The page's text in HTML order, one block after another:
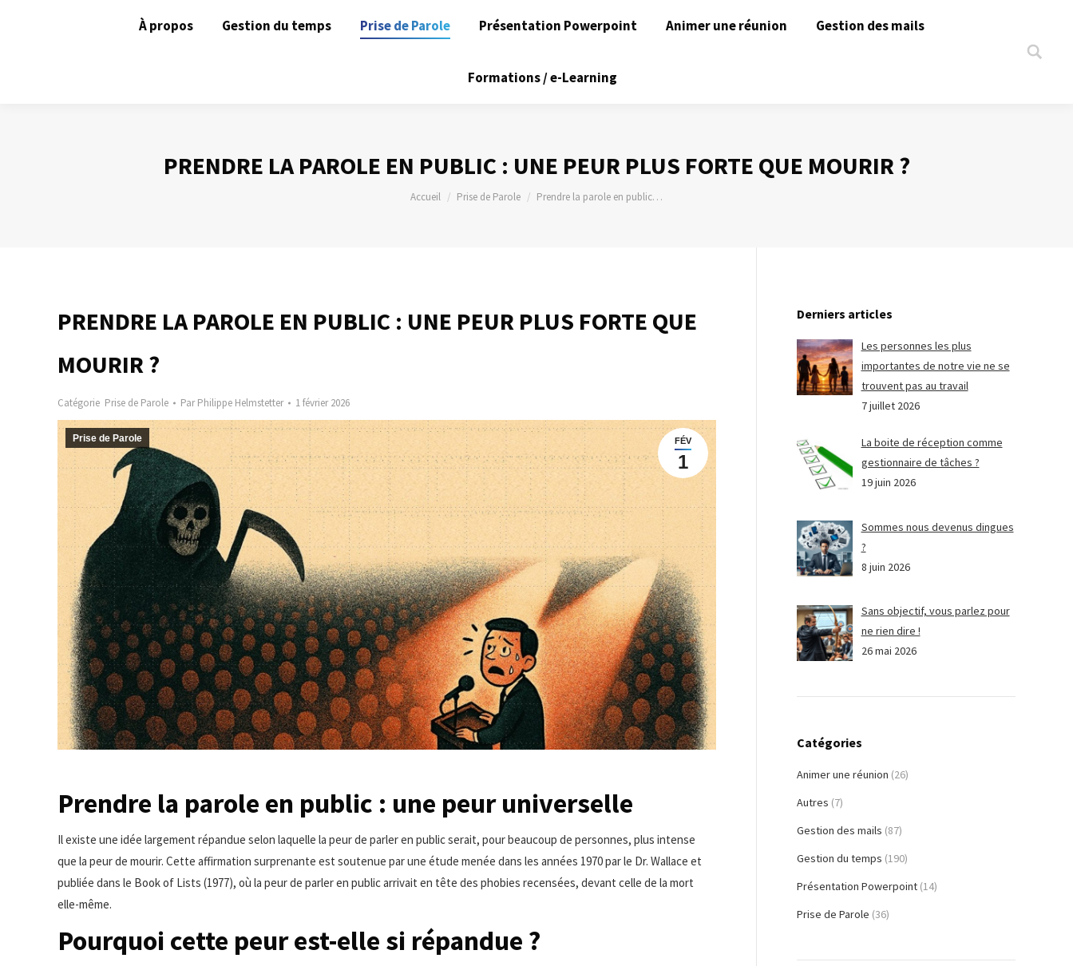
À propos Gestion du temps Prise de Parole Présentation Powerpoint Animer une réunion Gestion des mails
Formations / e-Learning
Search:
PRENDRE LA PAROLE EN PUBLIC : UNE PEUR PLUS FORTE QUE MOURIR ?
Vous êtes ici :
Accueil Prise de Parole Prendre la parole en public…
PRENDRE LA PAROLE EN PUBLIC : UNE PEUR PLUS FORTE QUE
MOURIR ?
Catégorie Prise de Parole ParPhilippe Helmstetter 1 février 2026
FÉV
1
Prise de Parole
Prendre la parole en public : une peur universelle
Il existe une idée largement répandue selon laquelle la peur de parler en public serait, pour beaucoup de personnes, plus intense
que la peur de mourir. Cette affirmation surprenante est soutenue par une étude menée dans les années 1970 par le Dr. Wallace et
publiée dans le Book of Lists (1977), où la peur de parler en public arrivait en tête des phobies recensées, devant celle de la mort
elle-même.
Pourquoi cette peur est-elle si répandue ?
Derniers articles
Les personnes les plus
importantes de notre vie ne se
trouvent pas au travail
7 juillet 2026
La boite de réception comme
gestionnaire de tâches ?
19 juin 2026
Sommes nous devenus dingues
?
8 juin 2026
Sans objectif, vous parlez pour
ne rien dire !
26 mai 2026
Catégories
Animer une réunion (26)
Autres (7)
Gestion des mails (87)
Gestion du temps (190)
Présentation Powerpoint (14)
Prise de Parole (36)